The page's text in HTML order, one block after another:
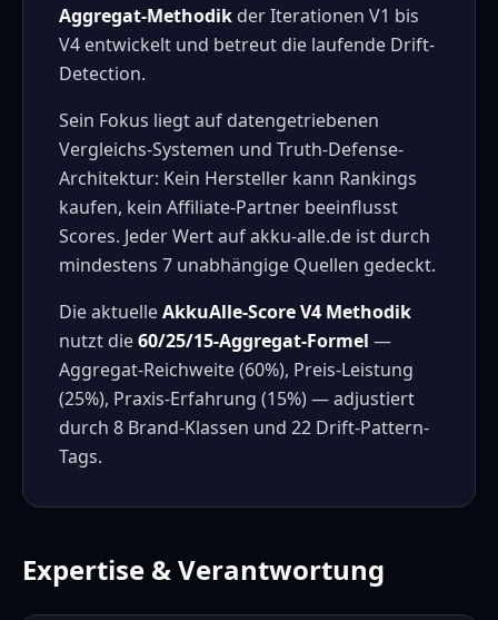
Aggregat-Methodik der Iterationen V1 bis
V4 entwickelt und betreut die laufende Drift-
Detection.
Sein Fokus liegt auf datengetriebenen
Vergleichs-Systemen und Truth-Defense-
Architektur: Kein Hersteller kann Rankings
kaufen, kein Affiliate-Partner beeinflusst
Scores. Jeder Wert auf akku-alle.de ist durch
mindestens 7 unabhängige Quellen gedeckt.
Die aktuelleAkkuAlle-Score V4 Methodik
nutzt die60/25/15-Aggregat-Formel —
Aggregat-Reichweite (60%), Preis-Leistung
(25%), Praxis-Erfahrung (15%) — adjustiert
durch 8 Brand-Klassen und 22 Drift-Pattern-
Tags.
Expertise & Verantwortung